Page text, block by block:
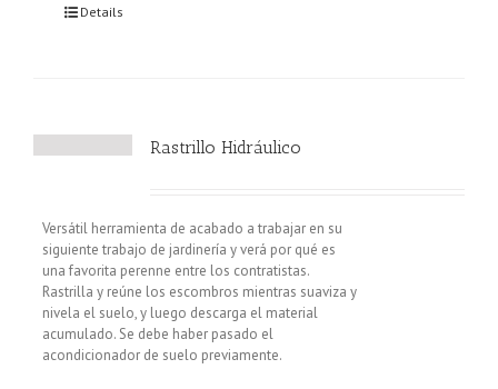
Details
Rastrillo Hidráulico
Versátil herramienta de acabado a trabajar en su
siguiente trabajo de jardinería y verá por qué es
una favorita perenne entre los contratistas.
Rastrilla y reúne los escombros mientras suaviza y
nivela el suelo, y luego descarga el material
acumulado. Se debe haber pasado el
acondicionador de suelo previamente.